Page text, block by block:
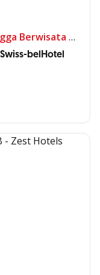
Berwisata di Indonesia
belHotel